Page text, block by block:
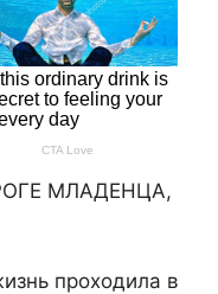
МЛАДЕНЦА,
проходила в